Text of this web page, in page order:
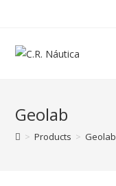
Geolab
> Products > Geolab